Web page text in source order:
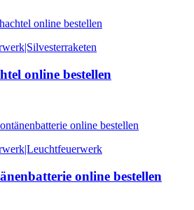
online bestellen
online bestellen